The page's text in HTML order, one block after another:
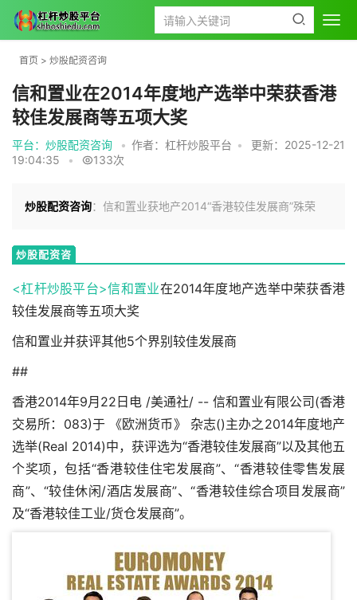
首页 > 炒股配资咨询
信和置业在2014年度地产选举中荣获香港
较佳发展商等五项大奖
平台：炒股配资咨询 • 作者：杠杆炒股平台 •
更新：2025-12-21
19:04:35
• 133次
炒股配资咨询：信和置业获地产2014“香港较佳发展商”殊荣
炒股配资咨
<杠杆炒股平台>信和置业在2014年度地产选举中荣获香港
较佳发展商等五项大奖
信和置业并获评其他5个界别较佳发展商
##
香港2014年9月22日电 /美通社/ -- 信和置业有限公司(香港
交易所：083)于 《欧洲货币》 杂志()主办之2014年度地产
选举(Real 2014)中，获评选为“香港较佳发展商”以及其他五
个奖项，包括“香港较佳住宅发展商”、“香港较佳零售发展
商”、“较佳休闲/酒店发展商”、“香港较佳综合项目发展商”
及“香港较佳工业/货仓发展商”。